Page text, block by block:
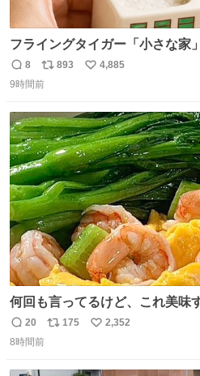
フライングタイガー「小さな家
並べれば“デンマークの街並み”に ピンク・グリーン・テラ
コッタの全9種 - fashion-
返
信
8
リ
ポ
ト
数
893
い
数
4,885
9時間前
何回も言ってるけど、これ美味
で満足感エグいから一生食べて
返
信
20
リ
175
い
2,352
8時間前